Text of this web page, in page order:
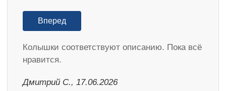
Вперед
Колышки соответствуют описанию. Пока всё
нравится.
Дмитрий С., 17.06.2026